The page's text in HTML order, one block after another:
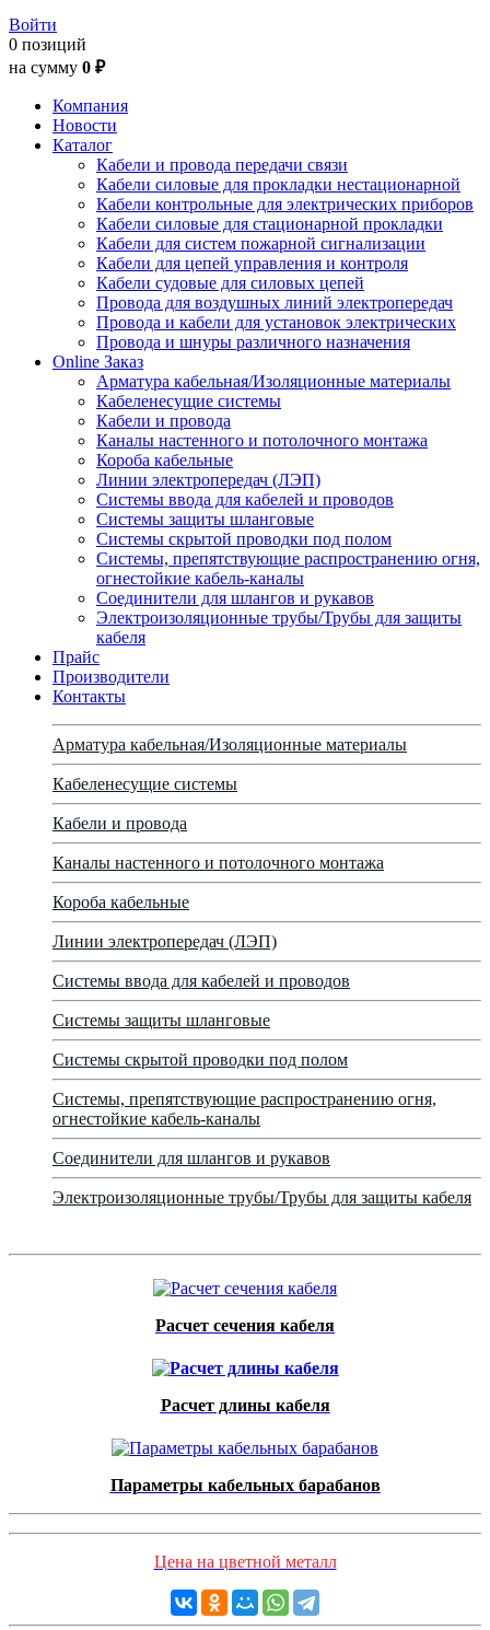
Войти
0 позиций
на сумму 0 ₽
Компания
Новости
Каталог
Кабели и провода передачи связи
Кабели силовые для прокладки нестационарной
Кабели контрольные для электрических приборов
Кабели силовые для стационарной прокладки
Кабели для систем пожарной сигнализации
Кабели для цепей управления и контроля
Кабели судовые для силовых цепей
Провода для воздушных линий электропередач
Провода и кабели для установок электрических
Провода и шнуры различного назначения
Online Заказ
Арматура кабельная/Изоляционные материалы
Кабеленесущие системы
Кабели и провода
Каналы настенного и потолочного монтажа
Короба кабельные
Линии электропередач (ЛЭП)
Системы ввода для кабелей и проводов
Системы защиты шланговые
Системы скрытой проводки под полом
Системы, препятствующие распространению огня,
огнестойкие кабель-каналы
Соединители для шлангов и рукавов
Электроизоляционные трубы/Трубы для защиты
кабеля
Прайс
Производители
Контакты
Арматура кабельная/Изоляционные материалы
Кабеленесущие системы
Кабели и провода
Каналы настенного и потолочного монтажа
Короба кабельные
Линии электропередач (ЛЭП)
Системы ввода для кабелей и проводов
Системы защиты шланговые
Системы скрытой проводки под полом
Системы, препятствующие распространению огня,
огнестойкие кабель-каналы
Соединители для шлангов и рукавов
Электроизоляционные трубы/Трубы для защиты кабеля
Расчет сечения кабеля
Расчет длины кабеля
Параметры кабельных барабанов
Цена на цветной металл